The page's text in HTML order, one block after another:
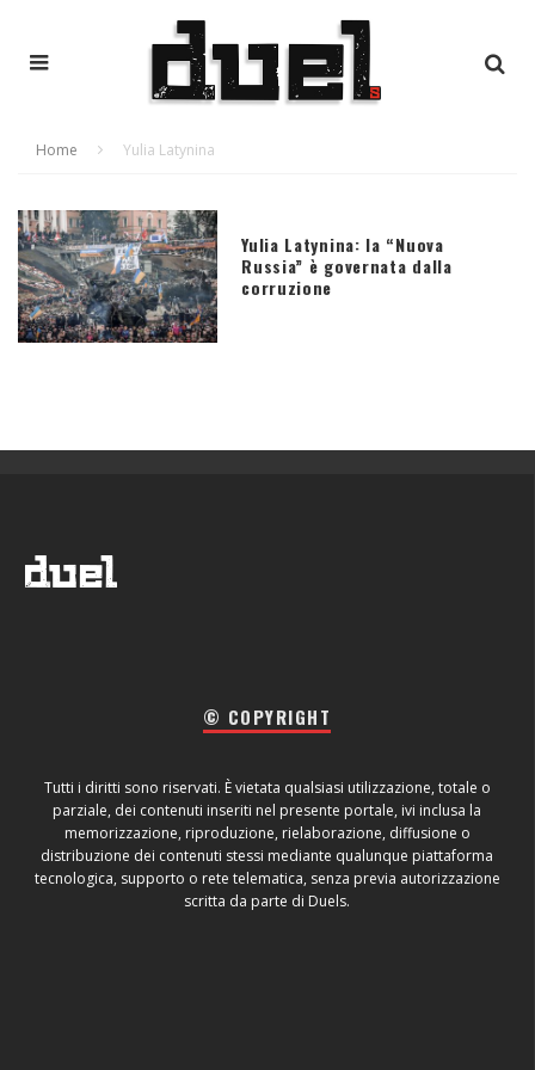
Home Yulia Latynina
Yulia Latynina: la “Nuova
Russia” è governata dalla
corruzione
© COPYRIGHT
Tutti i diritti sono riservati. È vietata qualsiasi utilizzazione, totale o
parziale, dei contenuti inseriti nel presente portale, ivi inclusa la
memorizzazione, riproduzione, rielaborazione, diffusione o
distribuzione dei contenuti stessi mediante qualunque piattaforma
tecnologica, supporto o rete telematica, senza previa autorizzazione
scritta da parte di Duels.